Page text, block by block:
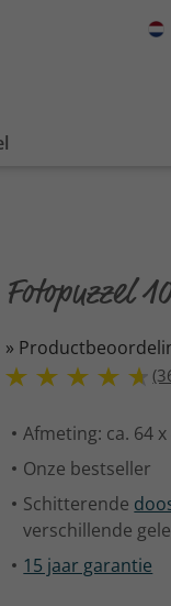
Fotopuzzel
»
Afmeting: ca. 64 x
Onze bestseller
Schitterende
verschillende
15 jaar garantie